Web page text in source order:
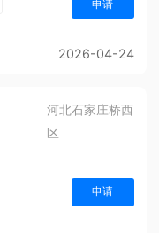
申请
2026-04-24
河北石家庄桥西
区
申请